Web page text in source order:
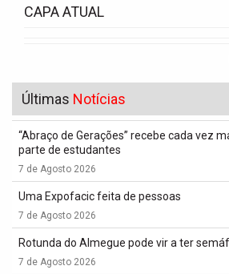
CAPA ATUAL
Últimas Notícias
“Abraço de Gerações” recebe cada vez
parte de estudantes
7 de Agosto 2026
Uma Expofacic feita de pessoas
7 de Agosto 2026
Rotunda do Almegue pode vir a ter
7 de Agosto 2026